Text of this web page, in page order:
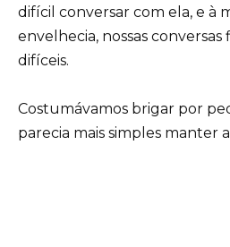
difícil conversar com ela, e à
envelhecia, nossas conversas
difíceis.
Costumávamos brigar por
parecia mais simples manter